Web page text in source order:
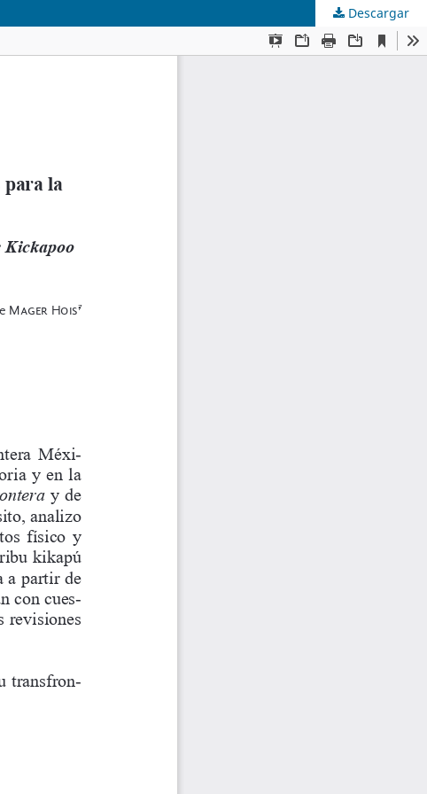
Descargar